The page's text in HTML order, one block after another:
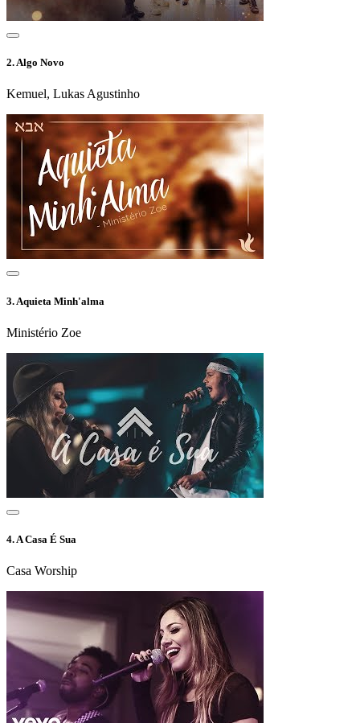
2.Algo Novo
Kemuel, Lukas Agustinho
3. Aquieta Minh'alma
Ministério Zoe
4. A Casa É Sua
Casa Worship